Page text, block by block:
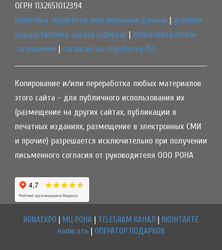
ОГРН 1132651012394
политика обработки персональных данных | условия
осуществления заказа (оферта) | пользовательское
соглашение | согласие на обработку ПД
Копирование и/или переработка любых материалов
этого сайта - для публичного использования их
(размещение на других сайтах, публикации в
печатных изданиях, размещение в электронных СМИ
и прочие) разрешается исключительно при получении
письменного согласия от руководителя ООО РОНА
RONAEXPO МЦ РОНА TELEGRAM КАНАЛ
ВКОНТАКТЕ
написать
ОПЕРАТОР ПОДАРКОВ